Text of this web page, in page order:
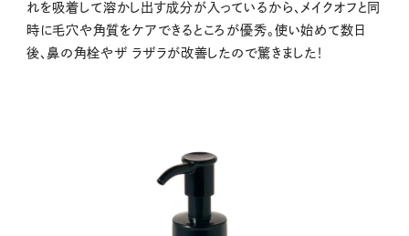
れを吸着して溶かし出す成分が入っているから、メイクオフと同
時に毛穴や角質をケアできるところが優秀。使い始めて数日
後、鼻の角栓やザ ラザラが改善したので驚きました！